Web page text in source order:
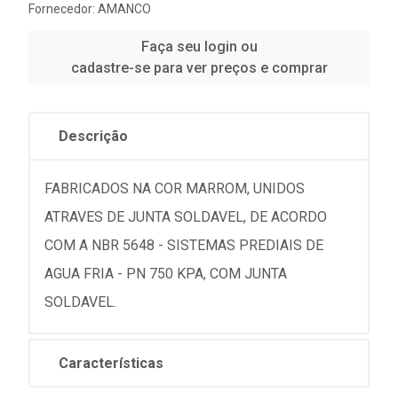
Fornecedor: AMANCO
Faça seu login ou
cadastre-se para ver preços e comprar
Descrição
FABRICADOS NA COR MARROM, UNIDOS
ATRAVES DE JUNTA SOLDAVEL, DE ACORDO
COM A NBR 5648 - SISTEMAS PREDIAIS DE
AGUA FRIA - PN 750 KPA, COM JUNTA
SOLDAVEL.
Características